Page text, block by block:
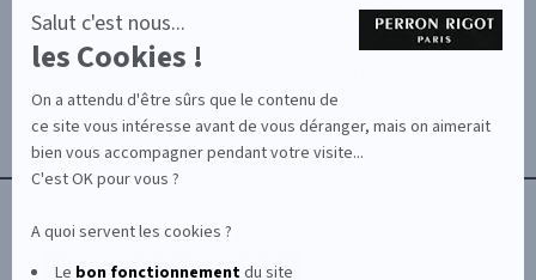
En
savoir
plus
sur
Axeptio
Salut c'est nous...
les Cookies !
On a attendu d'être sûrs que le contenu de
ce site vous intéresse avant de vous déranger, mais on aimerait
bien vous accompagner pendant votre visite...
C'est OK pour vous ?
A quoi servent les cookies ?
Le bon fonctionnementdu site
BOUTIQUE PARTICULIERS
AIDE / FAQ
CONTACT
CGU/CGV